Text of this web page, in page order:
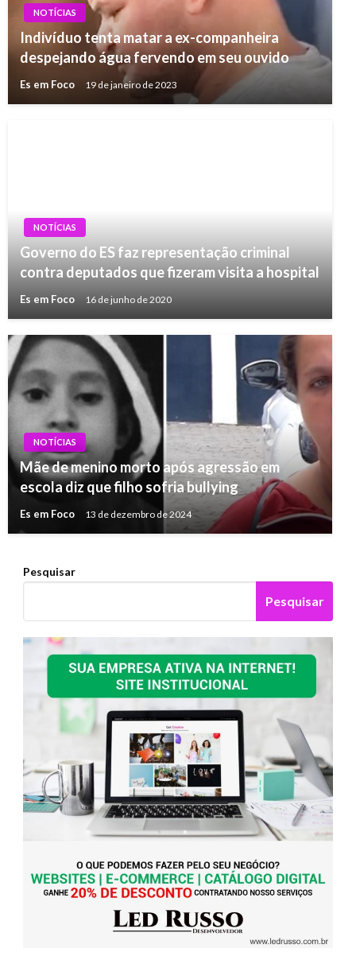
NOTÍCIAS
Indivíduo tenta matar a ex-companheira
despejando água fervendo em seu ouvido
Es em Foco 19 de janeiro de 2023
NOTÍCIAS
Governo do ES faz representação criminal
contra deputados que fizeram visita a hospital
Es em Foco 16 de junho de 2020
NOTÍCIAS
Mãe de menino morto após agressão em
escola diz que filho sofria bullying
Es em Foco 13 de dezembro de 2024
Pesquisar
Pesquisar